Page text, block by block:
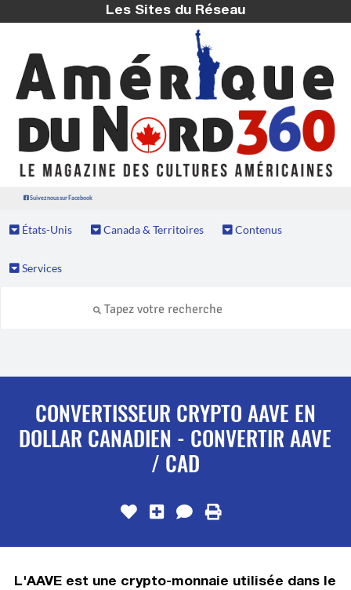
Les Sites du Réseau
Suivez nous sur Facebook
États-Unis Canada & Territoires Contenus
Services
CONVERTISSEUR CRYPTO AAVE EN
DOLLAR CANADIEN - CONVERTIR AAVE
/ CAD
L'AAVE est une crypto-monnaie utilisée dans le